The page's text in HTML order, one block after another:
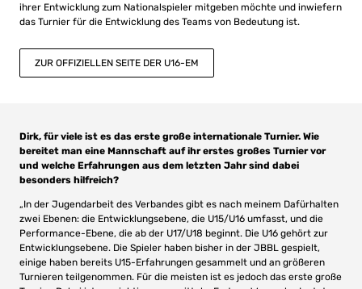
ihrer Entwicklung zum Nationalspieler mitgeben möchte und inwiefern
das Turnier für die Entwicklung des Teams von Bedeutung ist.
ZUR OFFIZIELLEN SEITE DER U16-EM
Dirk, für viele ist es das erste große internationale Turnier. Wie
bereitet man eine Mannschaft auf ihr erstes großes Turnier vor
und welche Erfahrungen aus dem letzten Jahr sind dabei
besonders hilfreich?
„In der Jugendarbeit des Verbandes gibt es nach meinem Dafürhalten
zwei Ebenen: die Entwicklungsebene, die U15/U16 umfasst, und die
Performance-Ebene, die ab der U17/U18 beginnt. Die U16 gehört zur
Entwicklungsebene. Die Spieler haben bisher in der JBBL gespielt,
einige haben bereits U15-Erfahrungen gesammelt und an größeren
Turnieren teilgenommen. Für die meisten ist es jedoch das erste große